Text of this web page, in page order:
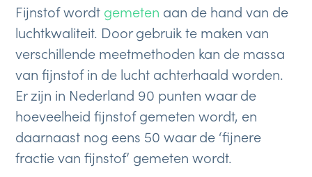
Fijnstof wordt gemeten aan de hand van de
luchtkwaliteit. Door gebruik te maken van
verschillende meetmethoden kan de massa
van fijnstof in de lucht achterhaald worden.
Er zijn in Nederland 90 punten waar de
hoeveelheid fijnstof gemeten wordt, en
daarnaast nog eens 50 waar de ‘fijnere
fractie van fijnstof’ gemeten wordt.